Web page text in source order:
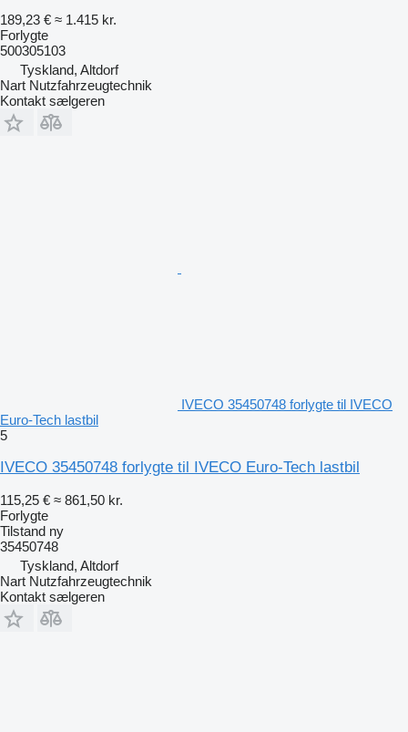
189,23 € ≈ 1.415 kr.
Forlygte
500305103
Tyskland, Altdorf
Nart Nutzfahrzeugtechnik
Kontakt sælgeren
IVECO 35450748 forlygte til IVECO
Euro-Tech lastbil
5
IVECO 35450748 forlygte til IVECO Euro-Tech lastbil
115,25 € ≈ 861,50 kr.
Forlygte
Tilstand ny
35450748
Tyskland, Altdorf
Nart Nutzfahrzeugtechnik
Kontakt sælgeren